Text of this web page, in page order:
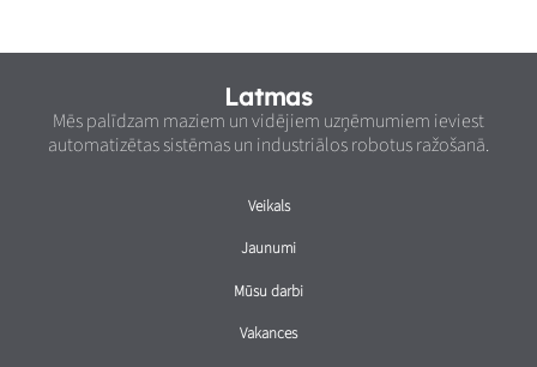
Latmas
Mēs palīdzam maziem un vidējiem uzņēmumiem ieviest
automatizētas sistēmas un industriālos robotus ražošanā.
Veikals
Jaunumi
Mūsu darbi
Vakances